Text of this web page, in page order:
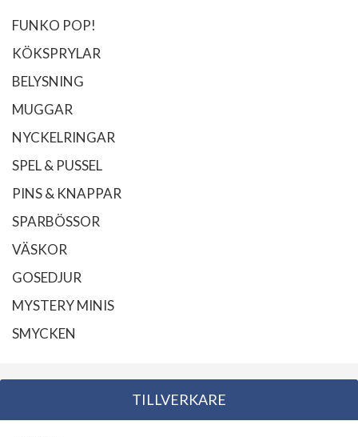
FUNKO POP!
KÖKSPRYLAR
BELYSNING
MUGGAR
NYCKELRINGAR
SPEL & PUSSEL
PINS & KNAPPAR
SPARBÖSSOR
VÄSKOR
GOSEDJUR
MYSTERY MINIS
SMYCKEN
TILLVERKARE